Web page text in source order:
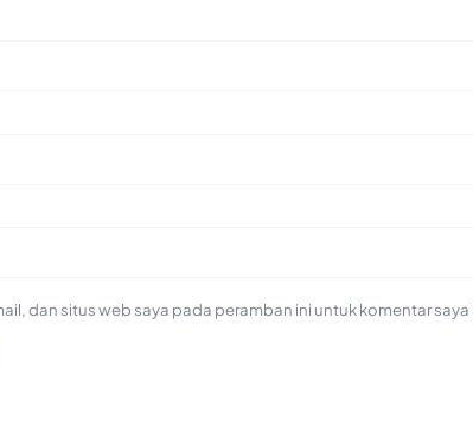
dan situs web saya pada peramban ini untuk komentar